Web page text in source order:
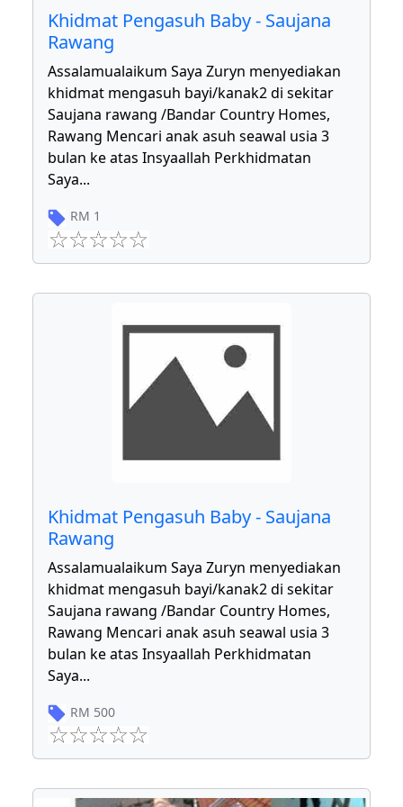
Khidmat Pengasuh Baby - Saujana
Rawang
Assalamualaikum Saya Zuryn menyediakan
khidmat mengasuh bayi/kanak2 di sekitar
Saujana rawang /Bandar Country Homes,
Rawang Mencari anak asuh seawal usia 3
bulan ke atas Insyaallah Perkhidmatan
Saya...
RM 1
Khidmat Pengasuh Baby - Saujana
Rawang
Assalamualaikum Saya Zuryn menyediakan
khidmat mengasuh bayi/kanak2 di sekitar
Saujana rawang /Bandar Country Homes,
Rawang Mencari anak asuh seawal usia 3
bulan ke atas Insyaallah Perkhidmatan
Saya...
RM 500